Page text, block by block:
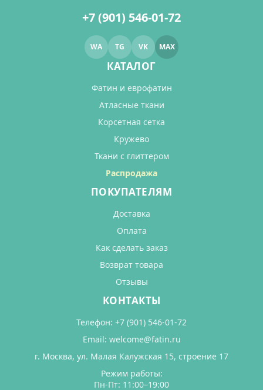
+7 (901) 546-01-72
WA TG VK MAX
КАТАЛОГ
Фатин и еврофатин
Атласные ткани
Корсетная сетка
Кружево
Ткани с глиттером
Распродажа
ПОКУПАТЕЛЯМ
Доставка
Оплата
Как сделать заказ
Возврат товара
Отзывы
КОНТАКТЫ
Телефон: +7 (901) 546-01-72
Email: welcome@fatin.ru
г. Москва, ул. Малая Калужская 15, строение 17
Режим работы:
Пн-Пт: 11:00–19:00